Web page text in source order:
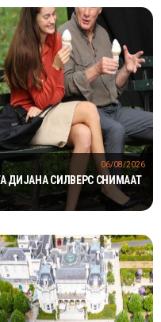
ДИЈАНА СИЛВЕРС СНИМААТ
06/08/2026